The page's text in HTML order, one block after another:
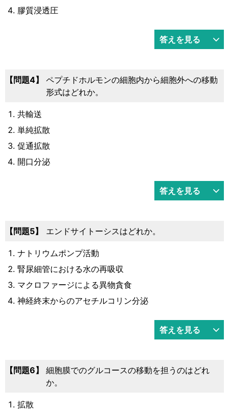
膠質浸透圧
答えを見る
4
ペプチドホルモンの細胞内から細胞外への移動
形式はどれか。
共輸送
単純拡散
促通拡散
開口分泌
答えを見る
5 エンドサイトーシスはどれか。
ナトリウムポンプ活動
腎尿細管における水の再吸収
マクロファージによる異物貪食
神経終末からのアセチルコリン分泌
答えを見る
6
細胞膜でのグルコースの移動を担うのはどれ
か。
拡散